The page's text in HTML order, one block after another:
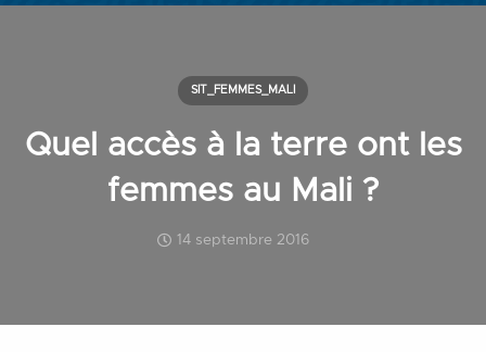
Quel accès à la terre ont les
femmes au Mali ?
14 septembre 2016
SIT_FEMMES_MALI